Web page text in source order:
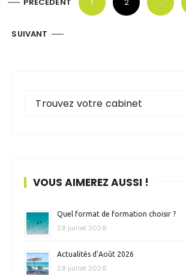
g
PRÉCÉDENT 1 2 …
SUIVANT
Trouvez votre cabinet
VOUS AIMEREZ AUSSI !
Quel format de formation choisir ?
28 juillet 2026
Actualités d’Août 2026
28 juillet 2026